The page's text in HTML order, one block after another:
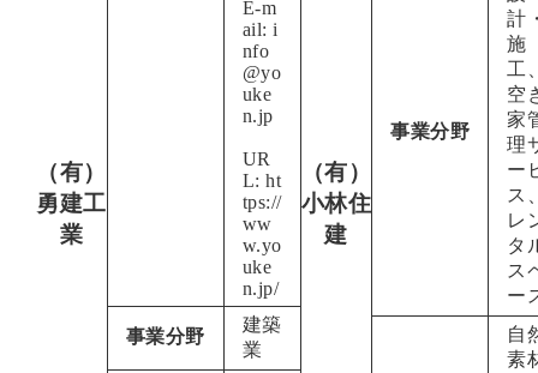
（有）
勇建工
業
E-m
ail: i
nfo
@yo
uke
n.jp
UR
L:ht
tps://
ww
w.yo
uke
n.jp/
事業分野
建築
業
（有）
小林住
建
事業分野
計
施
工
空
家
理
ー
ス
レ
タ
ス
ー
自
素